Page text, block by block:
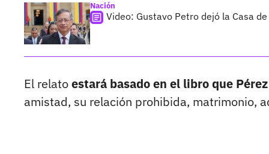
Nación
Video: Gustavo Petro dejó la Casa
El relatoestará basado en el libro que
amistad, su relación prohibida, matrimonio,